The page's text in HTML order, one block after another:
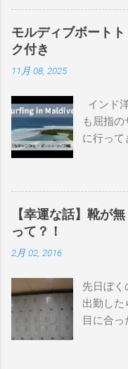
るので、
譲って、
んなサ
ーメイ
イント
ーンマウ
狙って
ンボーベ
ポイン
ナチュ
Extra
18'7/
Slater
モルディブボート
ク付き
11月 08, 2025
インド
も屈指
に行って
テルや
を独占す
ポイン
回はそ
系
Spirit
門旅行
際に行
【幸運な話】靴が
って？！
2月 02, 2016
先日ぼく
出勤した
目に合っ
んでい